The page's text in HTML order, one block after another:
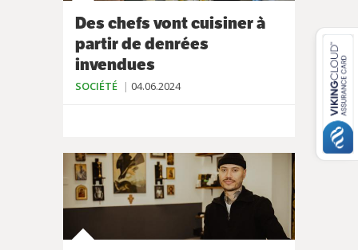
Des chefs vont cuisiner à
partir de denrées
invendues
SOCIÉTÉ 04.06.2024